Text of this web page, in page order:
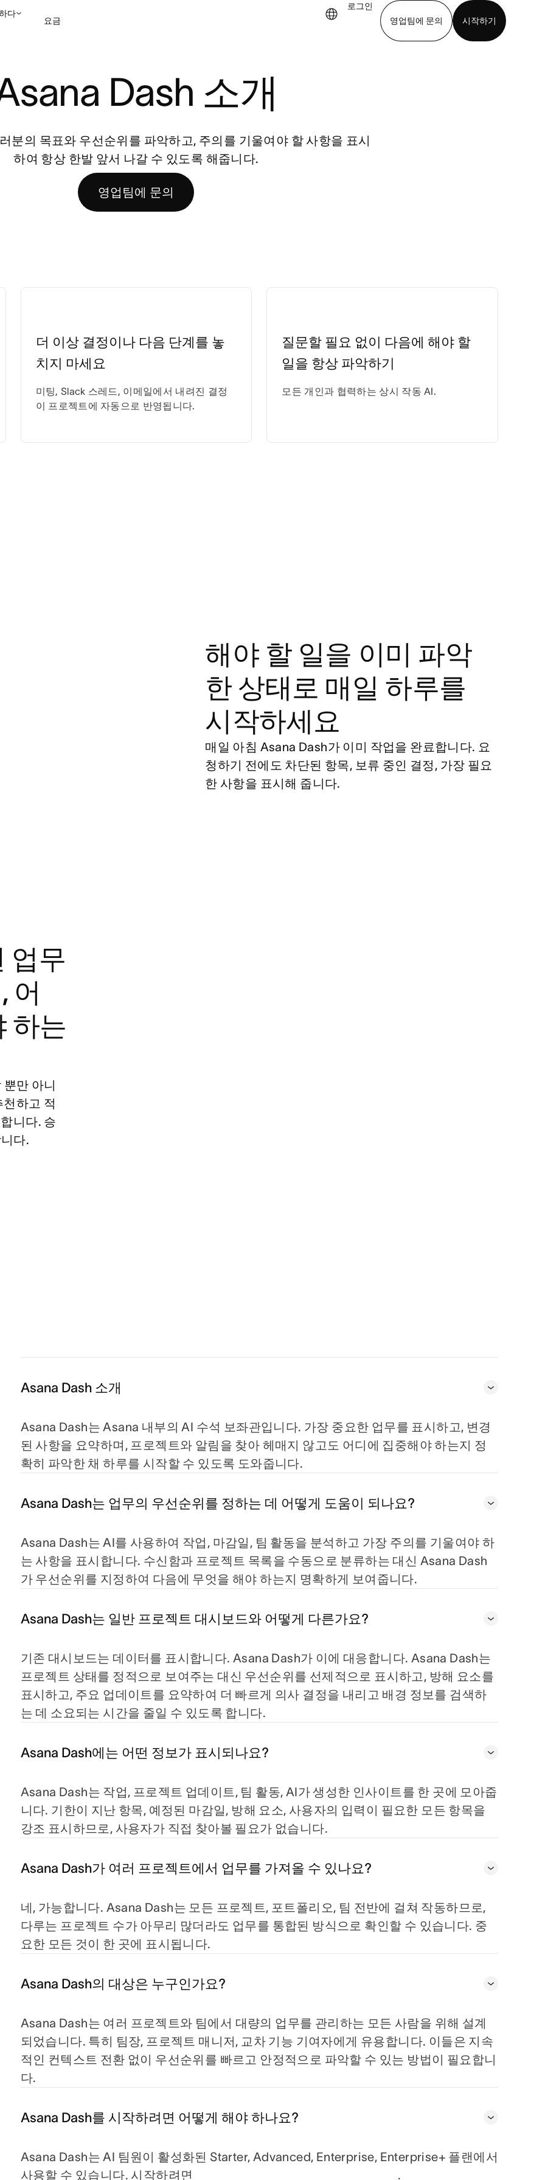
다
요금
로그인
영업팀에 문의
시작하기
Dash 소개
분의 목표와 우선순위를 파악하고, 주의를 기울여야 할 사항을 표시
하여 항상 한발 앞서 나갈 수 있도록 해줍니다.
영업팀에 문의
더 이상 결정이나 다음 단계를 놓
치지 마세요
미팅, Slack 스레드, 이메일에서 내려진 결정
이 프로젝트에 자동으로 반영됩니다.
질문할 필요 없이 다음에 해야 할
일을 항상 파악하기
모든 개인과 협력하는 상시 작동 AI.
해야 할 일을 이미 파악
한 상태로 매일 하루를
시작하세요
매일 아침 Asana Dash가 이미 작업을 완료합니다. 요
청하기 전에도 차단된 항목, 보류 중인 결정, 가장 필요
한 사항을 표시해 줍니다.
업무
어
하는
만 아니
하고 적
니다. 승
다.
Asana Dash 소개
Asana Dash는 Asana 내부의 AI 수석 보좌관입니다. 가장 중요한 업무를 표시하고, 변경
된 사항을 요약하며, 프로젝트와 알림을 찾아 헤매지 않고도 어디에 집중해야 하는지 정
확히 파악한 채 하루를 시작할 수 있도록 도와줍니다.
Asana Dash는 업무의 우선순위를 정하는 데 어떻게 도움이 되나요?
Asana Dash는 AI를 사용하여 작업, 마감일, 팀 활동을 분석하고 가장 주의를 기울여야 하
는 사항을 표시합니다. 수신함과 프로젝트 목록을 수동으로 분류하는 대신 Asana Dash
가 우선순위를 지정하여 다음에 무엇을 해야 하는지 명확하게 보여줍니다.
Asana Dash는 일반 프로젝트 대시보드와 어떻게 다른가요?
기존 대시보드는 데이터를 표시합니다. Asana Dash가 이에 대응합니다. Asana Dash는
프로젝트 상태를 정적으로 보여주는 대신 우선순위를 선제적으로 표시하고, 방해 요소를
표시하고, 주요 업데이트를 요약하여 더 빠르게 의사 결정을 내리고 배경 정보를 검색하
는 데 소요되는 시간을 줄일 수 있도록 합니다.
Asana Dash에는 어떤 정보가 표시되나요?
Asana Dash는 작업, 프로젝트 업데이트, 팀 활동, AI가 생성한 인사이트를 한 곳에 모아줍
니다. 기한이 지난 항목, 예정된 마감일, 방해 요소, 사용자의 입력이 필요한 모든 항목을
강조 표시하므로, 사용자가 직접 찾아볼 필요가 없습니다.
Asana Dash가 여러 프로젝트에서 업무를 가져올 수 있나요?
네, 가능합니다. Asana Dash는 모든 프로젝트, 포트폴리오, 팀 전반에 걸쳐 작동하므로,
다루는 프로젝트 수가 아무리 많더라도 업무를 통합된 방식으로 확인할 수 있습니다. 중
요한 모든 것이 한 곳에 표시됩니다.
Asana Dash의 대상은 누구인가요?
Asana Dash는 여러 프로젝트와 팀에서 대량의 업무를 관리하는 모든 사람을 위해 설계
되었습니다. 특히 팀장, 프로젝트 매니저, 교차 기능 기여자에게 유용합니다. 이들은 지속
적인 컨텍스트 전환 없이 우선순위를 빠르고 안정적으로 파악할 수 있는 방법이 필요합니
다.
Asana Dash를 시작하려면 어떻게 해야 하나요?
Asana Dash는 AI 팀원이 활성화된 Starter, Advanced, Enterprise, Enterprise+ 플랜에서
사용할 수 있습니다. 시작하려면
.